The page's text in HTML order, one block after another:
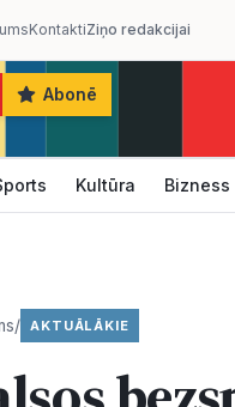
KontaktiZiņo redakcijai
Abonē
Kultūra Bizness
/ AKTUĀLĀKIE